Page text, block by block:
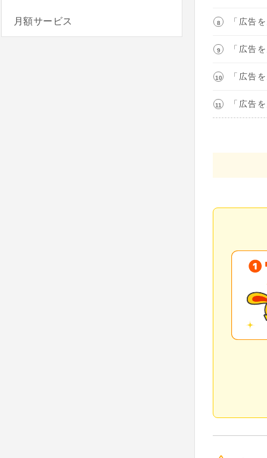
「広告
「広告
「広告
「広告
月額サービス